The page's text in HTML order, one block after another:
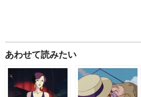
あわせて読みたい